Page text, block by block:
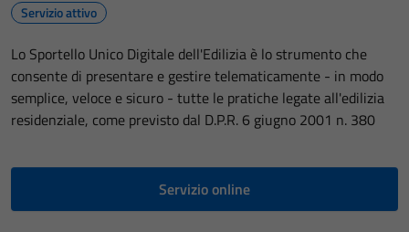
Servizio attivo
Lo Sportello Unico Digitale dell'Edilizia è lo strumento che
consente di presentare e gestire telematicamente - in modo
semplice, veloce e sicuro - tutte le pratiche legate all'edilizia
residenziale, come previsto dal D.P.R. 6 giugno 2001 n. 380
Servizio online